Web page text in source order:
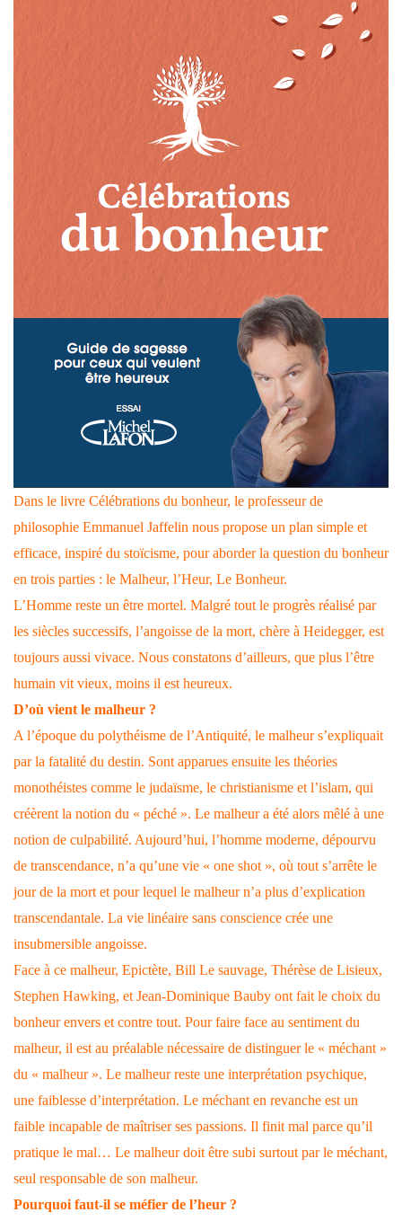
Dans le livre Célébrations du bonheur, le professeur de
philosophie Emmanuel Jaffelin nous propose un plan simple et
efficace, inspiré du stoïcisme, pour aborder la question du bonheur
en trois parties : le Malheur, l’Heur, Le Bonheur.
L’Homme reste un être mortel. Malgré tout le progrès réalisé par
les siècles successifs, l’angoisse de la mort, chère à Heidegger, est
toujours aussi vivace. Nous constatons d’ailleurs, que plus l’être
humain vit vieux, moins il est heureux.
D’où vient le malheur ?
A l’époque du polythéisme de l’Antiquité, le malheur s’expliquait
par la fatalité du destin. Sont apparues ensuite les théories
monothéistes comme le judaïsme, le christianisme et l’islam, qui
créèrent la notion du « péché ». Le malheur a été alors mêlé à une
notion de culpabilité. Aujourd’hui, l’homme moderne, dépourvu
de transcendance, n’a qu’une vie « one shot », où tout s’arrête le
jour de la mort et pour lequel le malheur n’a plus d’explication
transcendantale. La vie linéaire sans conscience crée une
insubmersible angoisse.
Face à ce malheur, Epictète, Bill Le sauvage, Thérèse de Lisieux,
Stephen Hawking, et Jean-Dominique Bauby ont fait le choix du
bonheur envers et contre tout. Pour faire face au sentiment du
malheur, il est au préalable nécessaire de distinguer le « méchant »
du « malheur ». Le malheur reste une interprétation psychique,
une faiblesse d’interprétation. Le méchant en revanche est un
faible incapable de maîtriser ses passions. Il finit mal parce qu’il
pratique le mal… Le malheur doit être subi surtout par le méchant,
seul responsable de son malheur.
Pourquoi faut-il se méfier de l’heur ?